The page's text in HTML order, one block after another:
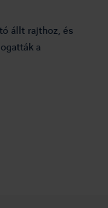
állt rajthoz, és
a